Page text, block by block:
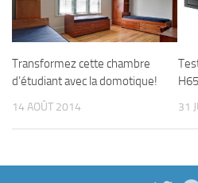
Transformez cette chambre
d’étudiant avec la domotique!
14 AOÛT 2014 31